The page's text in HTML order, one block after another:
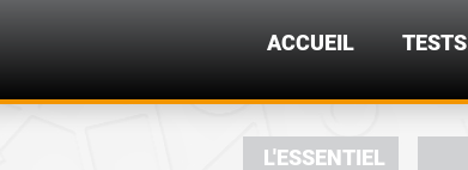
ACCUEIL TESTS
L'ESSENTIEL